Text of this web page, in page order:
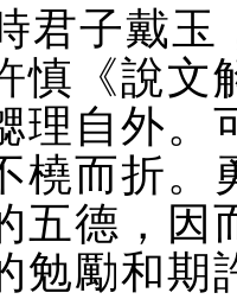
君子戴玉
慎《說文
理自外。
橈而折。
五德，因
勉勵和期